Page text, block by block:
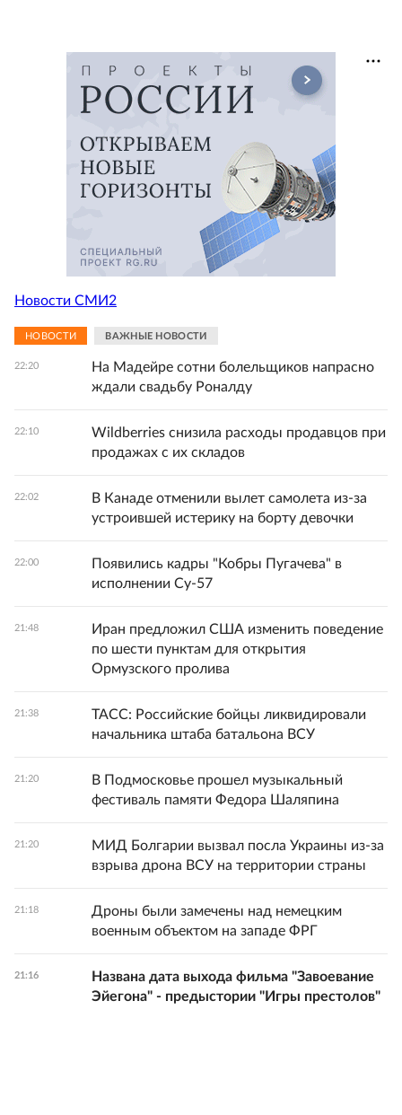
Новости СМИ2
НОВОСТИ ВАЖНЫЕ НОВОСТИ
22:20
На Мадейре сотни болельщиков напрасно
ждали свадьбу Роналду
22:10
Wildberries снизила расходы продавцов при
продажах с их складов
22:02
В Канаде отменили вылет самолета из-за
устроившей истерику на борту девочки
22:00
Появились кадры "Кобры Пугачева" в
исполнении Су-57
21:48
Иран предложил США изменить поведение
по шести пунктам для открытия
Ормузского пролива
21:38
ТАСС: Российские бойцы ликвидировали
начальника штаба батальона ВСУ
21:20
В Подмосковье прошел музыкальный
фестиваль памяти Федора Шаляпина
21:20
МИД Болгарии вызвал посла Украины из-за
взрыва дрона ВСУ на территории страны
21:18
Дроны были замечены над немецким
военным объектом на западе ФРГ
21:16
Названа дата выхода фильма "Завоевание
Эйегона" - предыстории "Игры престолов"